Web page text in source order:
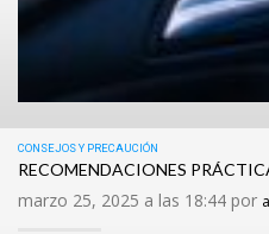
CONSEJOS Y PRECAUCIÓN
RECOMENDACIONES
marzo 25, 2025 a las 18:44 por